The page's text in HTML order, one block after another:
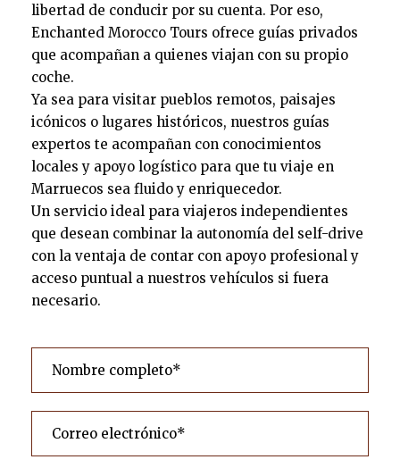
libertad de conducir por su cuenta. Por eso,
Enchanted Morocco Tours ofrece guías privados
que acompañan a quienes viajan con su propio
coche.
Ya sea para visitar pueblos remotos, paisajes
icónicos o lugares históricos, nuestros guías
expertos te acompañan con conocimientos
locales y apoyo logístico para que tu viaje en
Marruecos sea fluido y enriquecedor.
Un servicio ideal para viajeros independientes
que desean combinar la autonomía del self-drive
con la ventaja de contar con apoyo profesional y
acceso puntual a nuestros vehículos si fuera
necesario.